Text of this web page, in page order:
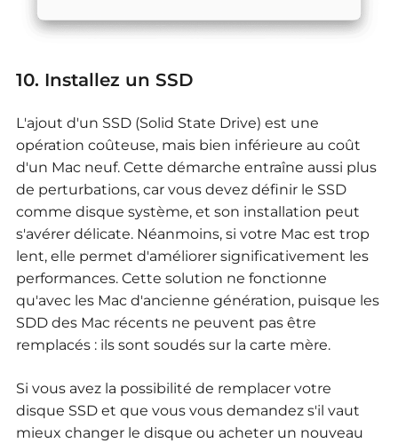
10. Installez un SSD
L'ajout d'un SSD (Solid State Drive) est une
opération coûteuse, mais bien inférieure au coût
d'un Mac neuf. Cette démarche entraîne aussi plus
de perturbations, car vous devez définir le SSD
comme disque système, et son installation peut
s'avérer délicate. Néanmoins, si votre Mac est trop
lent, elle permet d'améliorer significativement les
performances. Cette solution ne fonctionne
qu'avec les Mac d'ancienne génération, puisque les
SDD des Mac récents ne peuvent pas être
remplacés : ils sont soudés sur la carte mère.
Si vous avez la possibilité de remplacer votre
disque SSD et que vous vous demandez s'il vaut
mieux changer le disque ou acheter un nouveau